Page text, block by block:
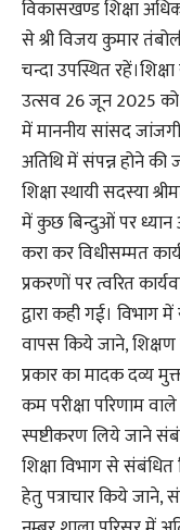
विकासखण्ड शिक्षा
से श्री विजय कुमार
चन्दा उपस्थित
उत्सव 26 जून 2025 को
में माननीय सांसद
अतिथि में संपन्न होने की
शिक्षा स्थायी सदस्या
में कुछ बिन्दुओं पर ध्यान
करा कर विधीसम्मत
प्रकरणों पर त्वरित
द्वारा कही गई। विभाग
वापस किये जाने,
प्रकार का मादक दव्य
कम परीक्षा परिणाम
स्पष्टीकरण लिये जाने
शिक्षा विभाग से संबंधित
हेतु पत्राचार किये